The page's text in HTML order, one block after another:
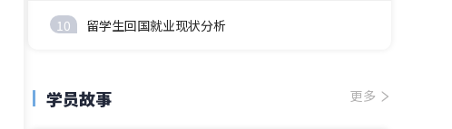
10 留学生回国就业现状分析
学员故事 更多